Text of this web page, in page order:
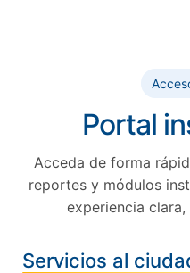
Portal
Acceda de forma
reportes y módulos
experiencia
Servicios al